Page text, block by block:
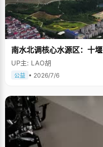
南水北调核心水源区：十堰
UP主: LAO胡
公益 • 2026/7/6